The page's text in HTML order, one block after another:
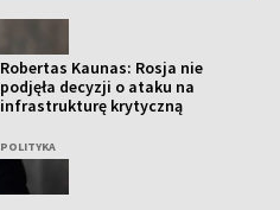
Robertas Kaunas: Rosja nie
podjęła decyzji o ataku na
infrastrukturę krytyczną
POLITYKA